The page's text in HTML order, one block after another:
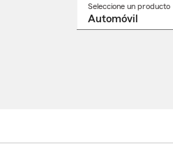
Seleccione un producto